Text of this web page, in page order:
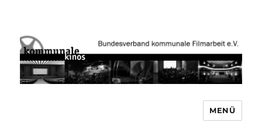
Bundesverband kommunale
MENÜ